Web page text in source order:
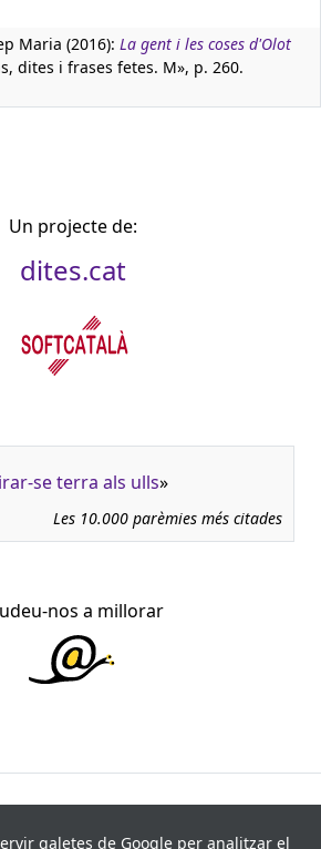
Maria (2016): La gent i les coses d'Olot
dites i frases fetes. M», p. 260.
Un projecte de:
dites.cat
se terra als ulls»
Les 10.000 parèmies més citades
nos a millorar
fonts i 8.113 informants. Última
galetes de Google per analitzar el